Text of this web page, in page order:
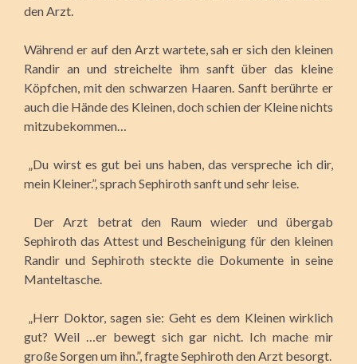
den Arzt.
Während er auf den Arzt wartete, sah er sich den kleinen
Randir an und streichelte ihm sanft über das kleine
Köpfchen, mit den schwarzen Haaren. Sanft berührte er
auch die Hände des Kleinen, doch schien der Kleine nichts
mitzubekommen…
„Du wirst es gut bei uns haben, das verspreche ich dir,
mein Kleiner.”, sprach Sephiroth sanft und sehr leise.
Der Arzt betrat den Raum wieder und übergab
Sephiroth das Attest und Bescheinigung für den kleinen
Randir und Sephiroth steckte die Dokumente in seine
Manteltasche.
„Herr Doktor, sagen sie: Geht es dem Kleinen wirklich
gut? Weil …er bewegt sich gar nicht. Ich mache mir
große Sorgen um ihn.”, fragte Sephiroth den Arzt besorgt.